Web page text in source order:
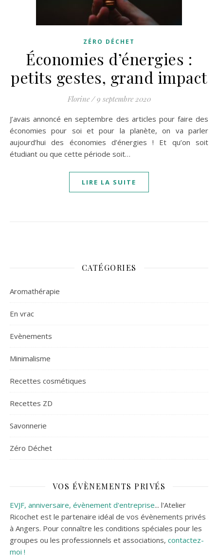
ZÉRO DÉCHET
Économies d’énergies :
petits gestes, grand impact
Florine / 9 septembre 2020
J’avais annoncé en septembre des articles pour faire des
économies pour soi et pour la planète, on va parler
aujourd’hui des économies d’énergies ! Et qu’on soit
étudiant ou que cette période soit…
LIRE LA SUITE
CATÉGORIES
Aromathérapie
En vrac
Evènements
Minimalisme
Recettes cosmétiques
Recettes ZD
Savonnerie
Zéro Déchet
VOS ÉVÈNEMENTS PRIVÉS
EVJF, anniversaire, évènement d'entreprise... l'Atelier
Ricochet est le partenaire idéal de vos évènements privés
à Angers. Pour connaître les conditions spéciales pour les
groupes ou les professionnels et associations, contactez-
moi !